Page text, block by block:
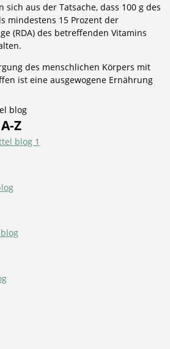
sich aus der Tatsache, dass 100 g des
mindestens 15 Prozent der
(RDA) des betreffenden Vitamins
des menschlichen Körpers mit
ist eine ausgewogene Ernährung
Z